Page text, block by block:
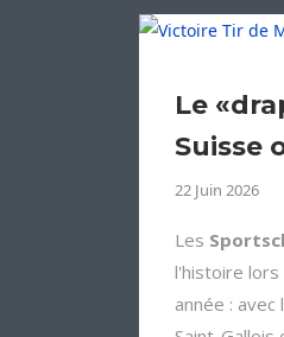
Le
Suisse
22 Juin 2026
Les
l'histoire
année :